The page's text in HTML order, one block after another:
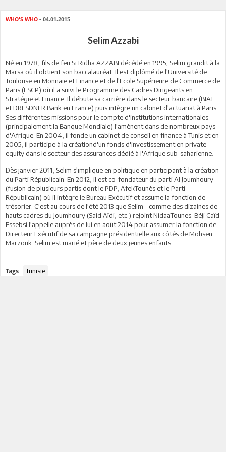
WHO'S WHO - 04.01.2015
Selim Azzabi
Né en 1978, fils de feu Si Ridha AZZABI décédé en 1995, Selim grandit à la
Marsa où il obtient son baccalauréat. Il est diplômé de l'Université de
Toulouse en Monnaie et Finance et de l'Ecole Supérieure de Commerce de
Paris (ESCP) où il a suivi le Programme des Cadres Dirigeants en
Stratégie et Finance. Il débute sa carrière dans le secteur bancaire (BIAT
et DRESDNER Bank en France) puis intègre un cabinet d'actuariat à Paris.
Ses différentes missions pour le compte d'institutions internationales
(principalement la Banque Mondiale) l'amènent dans de nombreux pays
d'Afrique. En 2004, il fonde un cabinet de conseil en finance à Tunis et en
2005, il participe à la créationd'un fonds d'investissement en private
equity dans le secteur des assurances dédié à l'Afrique sub-saharienne.
Dès janvier 2011, Selim s'implique en politique en participant à la création
du Parti Républicain. En 2012, il est co-fondateur du parti Al Joumhoury
(fusion de plusieurs partis dont le PDP, AfekTounès et le Parti
Républicain) où il intègre le Bureau Exécutif et assume la fonction de
trésorier. C'est au cours de l'été 2013 que Selim - comme des dizaines de
hauts cadres du Joumhoury (Said Aïdi, etc.) rejoint NidaaTounes. Béji Caïd
Essebsi l'appelle auprès de lui en août 2014 pour assumer la fonction de
Directeur Exécutif de sa campagne présidentielle aux côtés de Mohsen
Marzouk. Selim est marié et père de deux jeunes enfants.
Tags : Tunisie